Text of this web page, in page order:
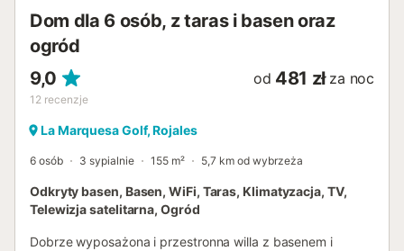
Dom dla 6 osób, z taras i basen oraz
ogród
9,0
12 recenzje
od 481 zł za noc
La Marquesa Golf, Rojales
6 osób 3 sypialnie 155 m² 5,7 km od wybrzeża
Odkryty basen, Basen, WiFi, Taras, Klimatyzacja, TV,
Telewizja satelitarna, Ogród
Dobrze wyposażona i przestronna willa z basenem i